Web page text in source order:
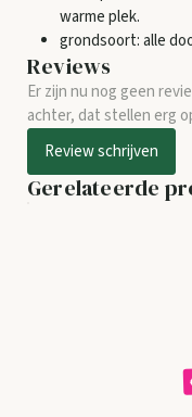
warme plek.
grondsoort: alle
Reviews
Er zijn nu nog geen
achter, dat stellen erg
Review schrijven
Gerelateerde